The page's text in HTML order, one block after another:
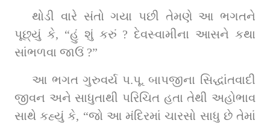
થોડી વારે સંતો ગયા પછી તેમણે આ ભગતને
પૂછ્યું કે, “હું શું કરું ? દેવસ્વામીના આસને કથા
સાંભળવા જાઉં ?”
આ ભગત ગુરુવર્ય પ.પૂ. બાપજીના સિદ્ધાંતવાદી
જીવન અને સાધુતાથી પરિચિત હતા તેથી અહોભાવ
સાથે કહ્યું કે, “જો આ મંદિરમાં ચારસો સાધુ છે તેમાં